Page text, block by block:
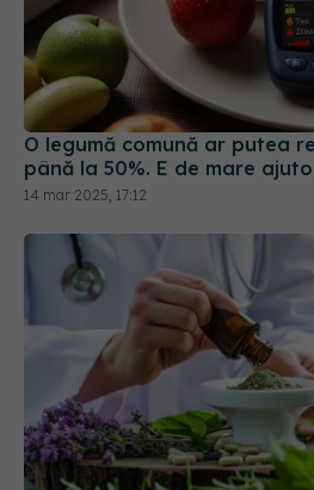
O legumă comună ar putea
până la 50%. E de mare
14 mar 2025, 17:12
Planta care anulează efectul
07 mar 2026, 18:30